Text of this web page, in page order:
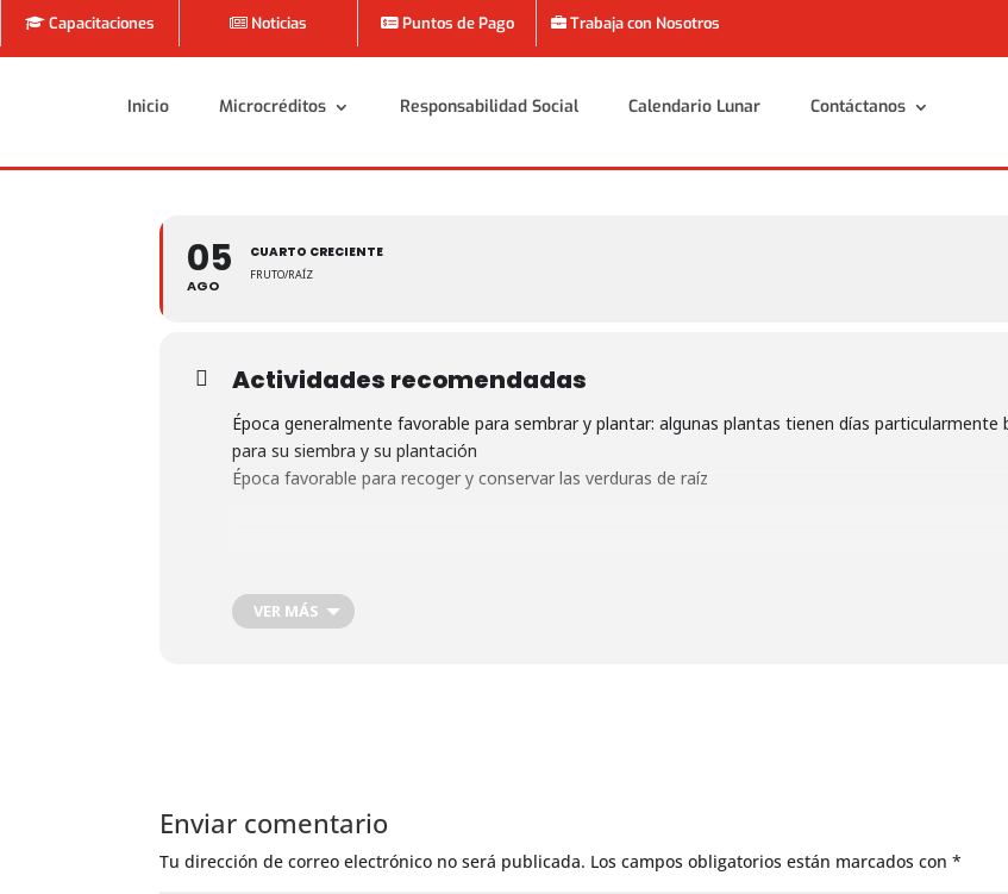
Capacitaciones Noticias Puntos de Pago Trabaja con Nosotros
Inicio Microcréditos Responsabilidad Social Calendario Lunar Contáctanos
Inicio Microcréditos Responsabilidad Social Calendario Lunar Contáctanos
05
AGO
CUARTO CRECIENTE
FRUTO/RAÍZ
Actividades recomendadas
Época generalmente favorable para sembrar y plantar: algunas plantas tienen días particularmente
para su siembra y su plantación
Época favorable para recoger y conservar las verduras de raíz
VER MÁS
Enviar comentario
Tu dirección de correo electrónico no será publicada. Los campos obligatorios están marcados con*